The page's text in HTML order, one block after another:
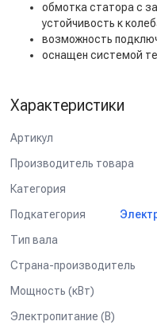
обмотка статора с
устойчивость к
возможность
оснащен системой
Характеристики
Артикул
Производитель товара
Категория
Подкатегория
Тип вала
Страна-производитель
Мощность (кВт)
Электропитание (В)